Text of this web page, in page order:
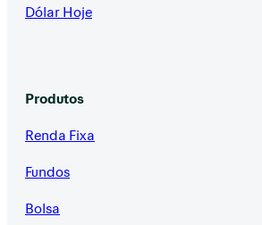
Dólar Hoje
Produtos
Renda Fixa
Fundos
Bolsa